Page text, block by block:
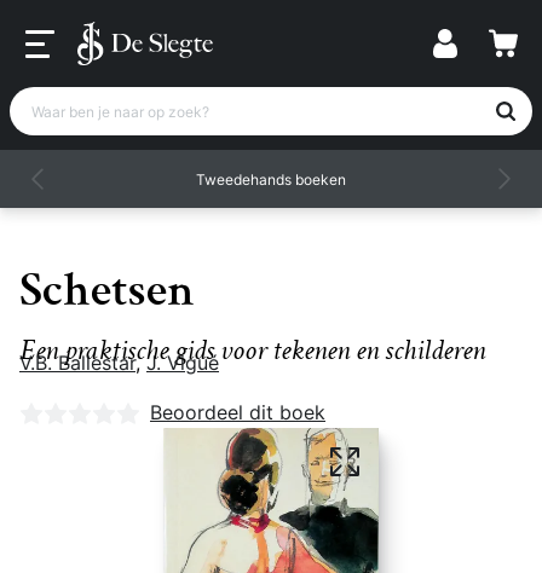
Waar ben je naar op zoek?
Tweedehands boeken
Schetsen
Een praktische gids voor tekenen en schilderen
V.B. Ballestar,J. Vigué
Nog geen beoordelingen
Beoordeel dit boek